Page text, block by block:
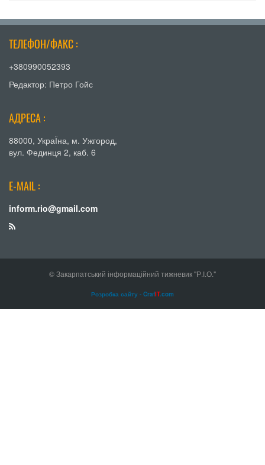
ТЕЛЕФОН/ФАКС :
+380990052393
Редактор: Петро Гойс
АДРЕСА :
88000, УкраЇна, м. Ужгород,
вул. Фединця 2, каб. 6
E-MAIL :
inform.rio@gmail.com
© Закарпатський інформаційний тижневик "Р.І.О."
Розробка сайту - CrafIT.com